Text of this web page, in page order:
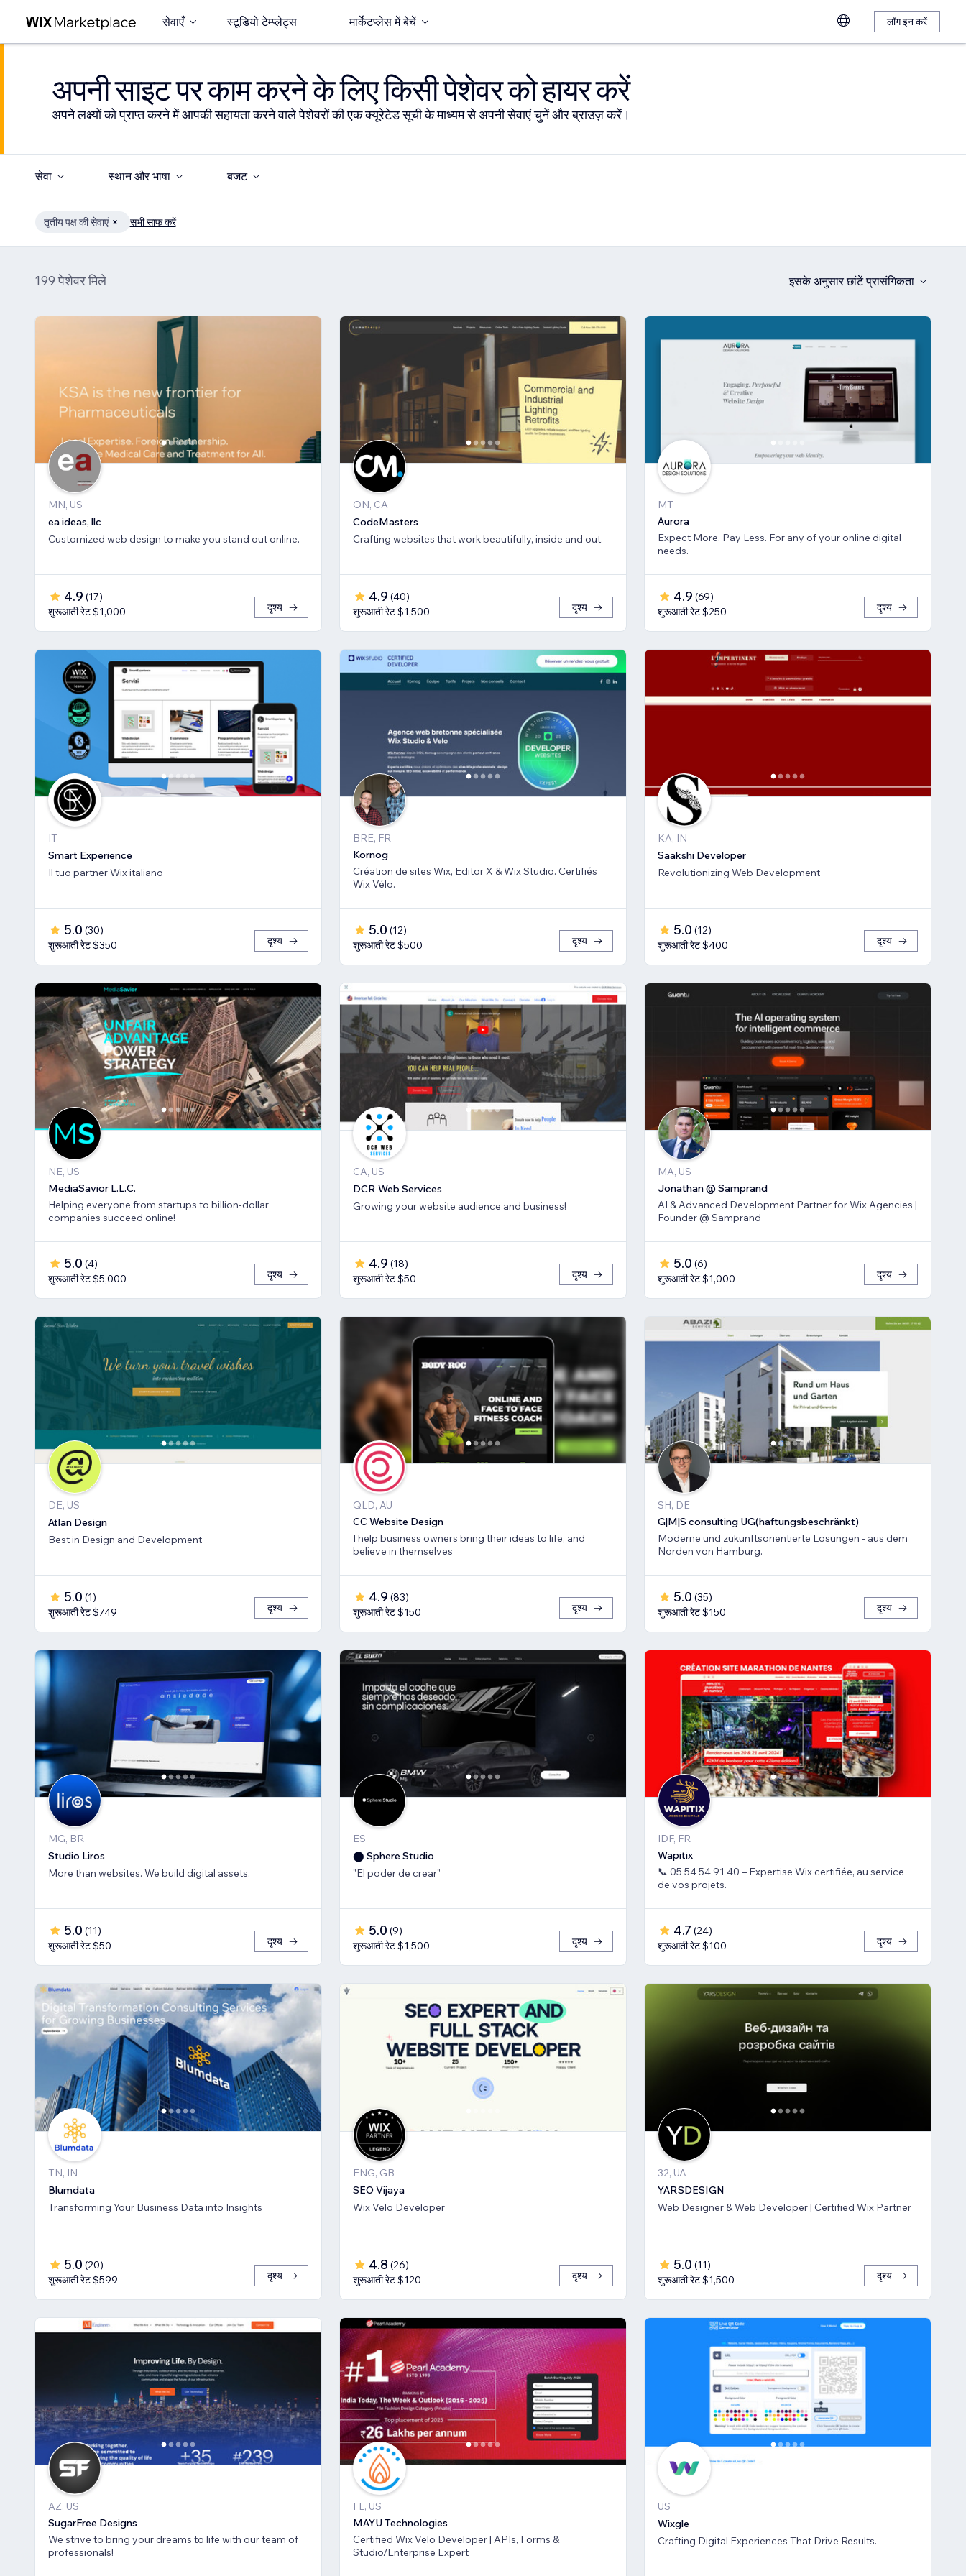
सेवाएँ स्टूडियो टेम्प्लेट्स मार्केटप्लेस में बेचें लॉग इन करें
अपनी साइट पर काम करने के लिए किसी पेशेवर को हायर करें
अपने लक्ष्यों को प्राप्त करने में आपकी सहायता करने वाले पेशेवरों की एक क्यूरेटेड सूची के माध्यम से अपनी सेवाएं चुनें और ब्राउज़ करें।
सेवा स्थान और भाषा बजट
तृतीय पक्ष की सेवाएं सभी साफ करें
199 पेशेवर मिले इसके अनुसार छांटें प्रासंगिकता
MN, US
ea ideas, llc
Customized web design to make you stand out online.
4.9 (17)
शुरूआती रेट $1,000
दृश्य
ON, CA
CodeMasters
Crafting websites that work beautifully, inside and out.
4.9 (40)
शुरूआती रेट $1,500
दृश्य
MT
Aurora
Expect More. Pay Less. For any of your online digital
needs.
4.9 (69)
शुरूआती रेट $250
दृश्य
IT
Smart Experience
Il tuo partner Wix italiano
5.0 (30)
शुरूआती रेट $350
दृश्य
BRE, FR
Kornog
Création de sites Wix, Editor X & Wix Studio. Certifiés
Wix Vélo.
5.0 (12)
शुरूआती रेट $500
दृश्य
KA, IN
Saakshi Developer
Revolutionizing Web Development
5.0 (12)
शुरूआती रेट $400
दृश्य
NE, US
MediaSavior L.L.C.
Helping everyone from startups to billion-dollar
companies succeed online!
5.0 (4)
शुरूआती रेट $5,000
दृश्य
CA, US
DCR Web Services
Growing your website audience and business!
4.9 (18)
शुरूआती रेट $50
दृश्य
MA, US
Jonathan @ Samprand
AI & Advanced Development Partner for Wix Agencies |
Founder @ Samprand
5.0 (6)
शुरूआती रेट $1,000
दृश्य
DE, US
Atlan Design
Best in Design and Development
5.0 (1)
शुरूआती रेट $749
दृश्य
QLD, AU
CC Website Design
I help business owners bring their ideas to life, and
believe in themselves
4.9 (83)
शुरूआती रेट $150
दृश्य
SH, DE
G|M|S consulting UG(haftungsbeschränkt)
Moderne und zukunftsorientierte Lösungen - aus dem
Norden von Hamburg.
5.0 (35)
शुरूआती रेट $150
दृश्य
MG, BR
Studio Liros
More than websites. We build digital assets.
5.0 (11)
शुरूआती रेट $50
दृश्य
ES
⬤ Sphere Studio
"El poder de crear"
5.0 (9)
शुरूआती रेट $1,500
दृश्य
IDF, FR
Wapitix
📞 05 54 54 91 40 – Expertise Wix certifiée, au service
de vos projets.
4.7 (24)
शुरूआती रेट $100
दृश्य
TN, IN
Blumdata
Transforming Your Business Data into Insights
5.0 (20)
शुरूआती रेट $599
दृश्य
ENG, GB
SEO Vijaya
Wix Velo Developer
4.8 (26)
शुरूआती रेट $120
दृश्य
32, UA
YARSDESIGN
Web Designer & Web Developer | Certified Wix Partner
5.0 (11)
शुरूआती रेट $1,500
दृश्य
AZ, US
SugarFree Designs
We strive to bring your dreams to life with our team of
professionals!
FL, US
MAYU Technologies
Certified Wix Velo Developer | APIs, Forms &
Studio/Enterprise Expert
US
Wixgle
Crafting Digital Experiences That Drive Results.